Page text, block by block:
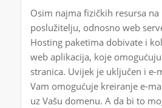
Osim najma fizičkih resursa
poslužitelju, odnosno web
Hosting paketima dobivate i
web aplikacija, koje
stranica. Uvijek je uključen i e-
Vam omogućuje kreiranje e-
uz Vašu domenu. A da bi to